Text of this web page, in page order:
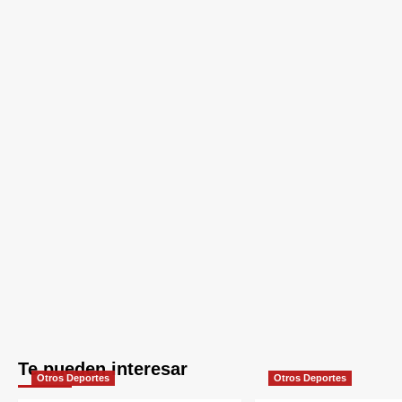
Te pueden interesar
Otros Deportes Otros Deportes